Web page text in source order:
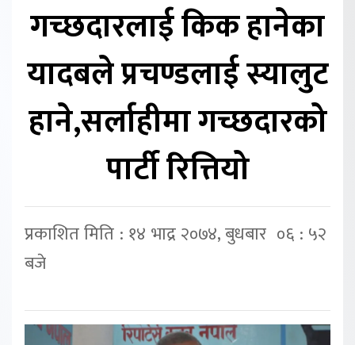
गच्छदारलाई किक हानेका
यादबले प्रचण्डलाई स्यालुट
हाने,सर्लाहीमा गच्छदारको
पार्टी रित्तियो
प्रकाशित मिति : १४ भाद्र २०७४, बुधबार ०६ : ५२
बजे